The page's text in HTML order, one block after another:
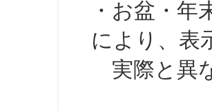
・お盆・年
により、表
実際と異な